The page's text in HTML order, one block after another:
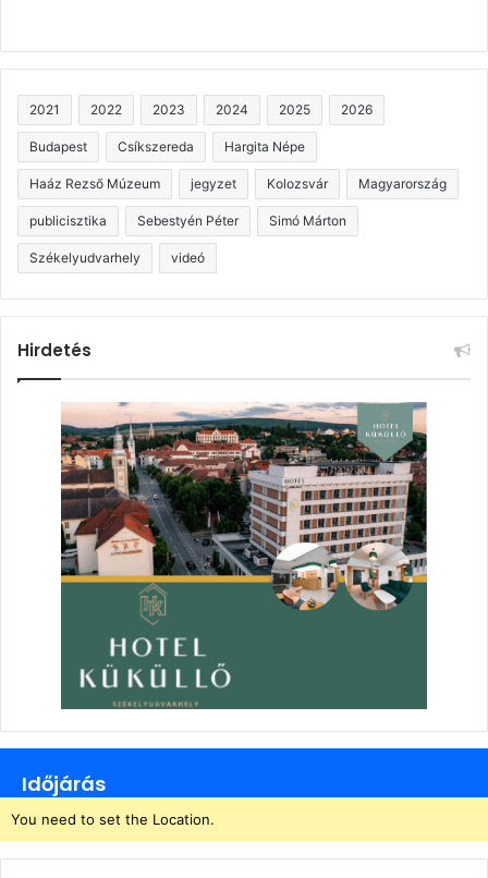
2021 2022 2023 2024 2025 2026
Budapest Csíkszereda Hargita Népe
Haáz Rezső Múzeum jegyzet Kolozsvár Magyarország
publicisztika Sebestyén Péter Simó Márton
Székelyudvarhely videó
Hirdetés
Időjárás
You need to set the Location.